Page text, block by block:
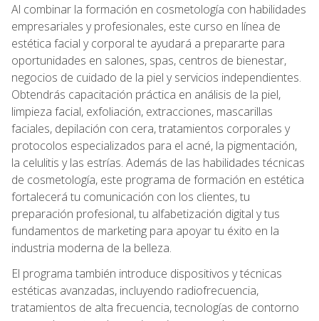
Al combinar la formación en cosmetología con habilidades
empresariales y profesionales, este curso en línea de
estética facial y corporal te ayudará a prepararte para
oportunidades en salones, spas, centros de bienestar,
negocios de cuidado de la piel y servicios independientes.
Obtendrás capacitación práctica en análisis de la piel,
limpieza facial, exfoliación, extracciones, mascarillas
faciales, depilación con cera, tratamientos corporales y
protocolos especializados para el acné, la pigmentación,
la celulitis y las estrías. Además de las habilidades técnicas
de cosmetología, este programa de formación en estética
fortalecerá tu comunicación con los clientes, tu
preparación profesional, tu alfabetización digital y tus
fundamentos de marketing para apoyar tu éxito en la
industria moderna de la belleza.
El programa también introduce dispositivos y técnicas
estéticas avanzadas, incluyendo radiofrecuencia,
tratamientos de alta frecuencia, tecnologías de contorno